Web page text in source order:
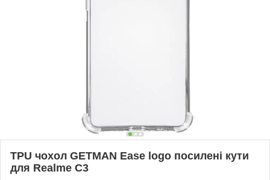
TPU чохол GETMAN Ease logo посилені кути
для Realme C3